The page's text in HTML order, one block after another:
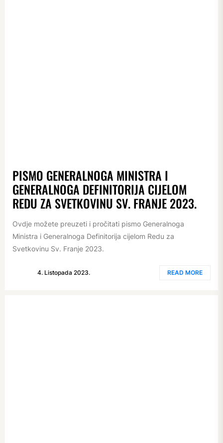
PISMO GENERALNOGA MINISTRA I
GENERALNOGA DEFINITORIJA CIJELOM
REDU ZA SVETKOVINU SV. FRANJE 2023.
Ovdje možete preuzeti i pročitati pismo Generalnoga
Ministra i Generalnoga Definitorija cijelom Redu za
Svetkovinu Sv. Franje 2023.
4. Listopada 2023. READ MORE